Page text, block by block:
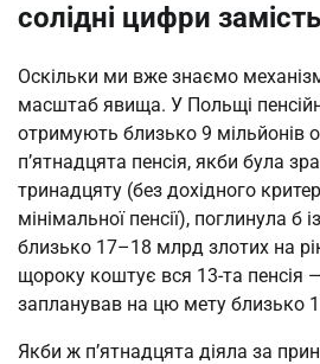
солідні цифри
Оскільки ми вже знаємо
масштаб явища. У Польщі
отримують близько 9 мільйонів
п’ятнадцята пенсія, якби була
тринадцяту (без дохідного
мінімальної пенсії), поглинула б
близько 17–18 млрд злотих на
щороку коштує вся 13-та пенсія
запланував на цю мету близько
Якби ж п’ятнадцята діяла за